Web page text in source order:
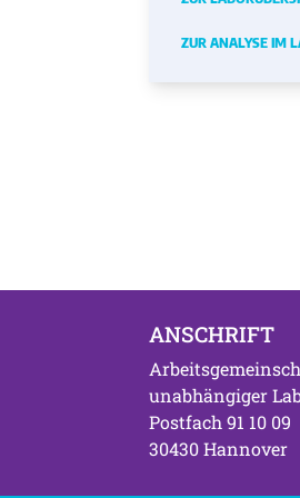
ZUR ANALYSE IM
ANSCHRIFT
unabhängiger
Postfach 91 10 09
30430 Hannover